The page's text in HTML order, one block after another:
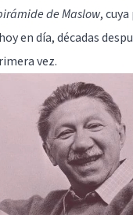
de Maslow,
en día, décadas
vez.